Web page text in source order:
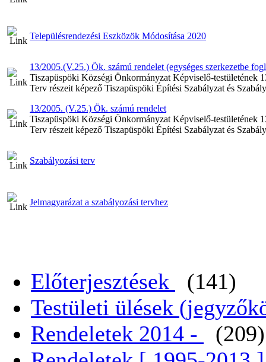
Településrendezési Eszközök Módosítása 2020
13/2005.(V.25.) Ök. számú rendelet (egységes szerkezetbe
Tiszapüspöki Községi Önkormányzat Képviselő-testületének
Terv részeit képező Tiszapüspöki Építési Szabályzat és
13/2005. (V.25.) Ök. számú rendelet
Tiszapüspöki Községi Önkormányzat Képviselő-testületének
Terv részeit képező Tiszapüspöki Építési Szabályzat és
Szabályozási terv
Jelmagyarázat a szabályozási tervhez
Előterjesztések
(141)
Testületi ülések
Rendeletek 2014 -
(209)